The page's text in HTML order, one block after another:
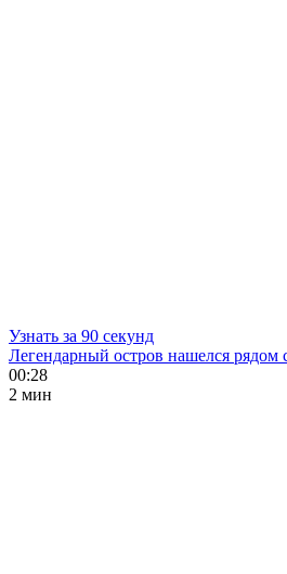
Узнать за 90 секунд
Легендарный остров нашелся рядом
00:28
2 мин